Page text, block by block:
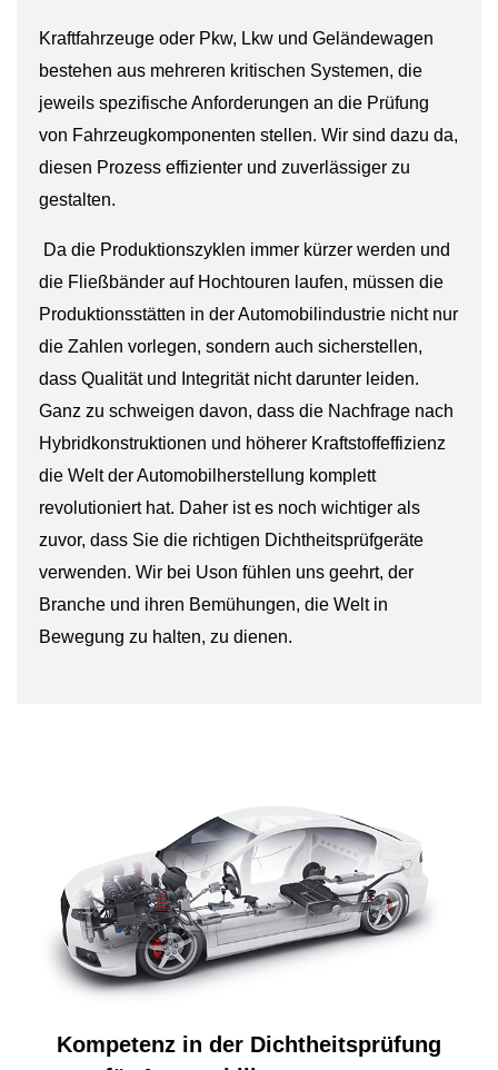
Kraftfahrzeuge oder Pkw, Lkw und Geländewagen
bestehen aus mehreren kritischen Systemen, die
jeweils spezifische Anforderungen an die Prüfung
von Fahrzeugkomponenten stellen. Wir sind dazu da,
diesen Prozess effizienter und zuverlässiger zu
gestalten.
Da die Produktionszyklen immer kürzer werden und
die Fließbänder auf Hochtouren laufen, müssen die
Produktionsstätten in der Automobilindustrie nicht nur
die Zahlen vorlegen, sondern auch sicherstellen,
dass Qualität und Integrität nicht darunter leiden.
Ganz zu schweigen davon, dass die Nachfrage nach
Hybridkonstruktionen und höherer Kraftstoffeffizienz
die Welt der Automobilherstellung komplett
revolutioniert hat. Daher ist es noch wichtiger als
zuvor, dass Sie die richtigen Dichtheitsprüfgeräte
verwenden. Wir bei Uson fühlen uns geehrt, der
Branche und ihren Bemühungen, die Welt in
Bewegung zu halten, zu dienen.
Kompetenz in der Dichtheitsprüfung